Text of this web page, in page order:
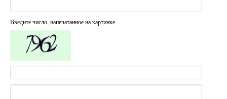
Введите число, напечатанное на картинке